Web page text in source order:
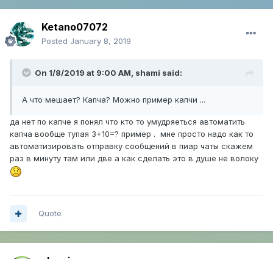
Ketano07072
Posted January 8, 2019
On 1/8/2019 at 9:00 AM, shami said:
А что мешает? Капча? Можно пример капчи ...
да нет по капче я понял что кто то умудряеться автоматить
капча вообще тупая 3+10=? пример . мне просто надо как то
автоматизировать отправку сообщений в пиар чаты скажем
раз в минуту там или две а как сделать это в душе не волоку
Quote